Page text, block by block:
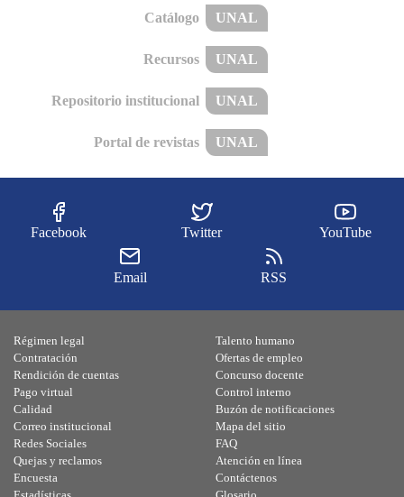
Catálogo UNAL
Recursos UNAL
Repositorio institucional UNAL
Portal de revistas UNAL
Facebook Twitter YouTube
Email RSS
Régimen legal
Contratación
Rendición de cuentas
Pago virtual
Calidad
Talento humano
Ofertas de empleo
Concurso docente
Control interno
Buzón de notificaciones
Correo institucional
Redes Sociales
Quejas y reclamos
Encuesta
Mapa del sitio
FAQ
Atención en línea
Contáctenos